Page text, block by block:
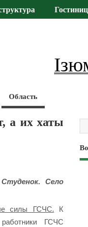
Область
а их хаты
Село
силы ГСЧС. К
ГСЧС